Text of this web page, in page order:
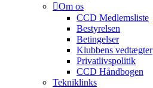
Om os
CCD Medlemsliste
Bestyrelsen
Betingelser
Klubbens vedtægter
Privatlivspolitik
CCD Håndbogen
Tekniklinks